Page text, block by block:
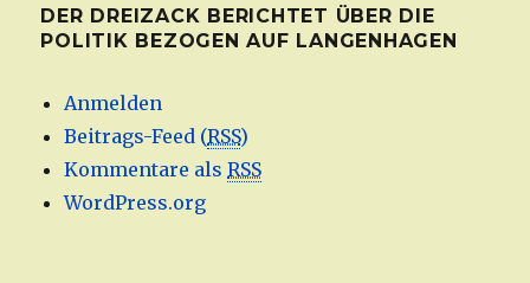
DER DREIZACK BERICHTET ÜBER DIE
POLITIK BEZOGEN AUF LANGENHAGEN
Anmelden
Beitrags-Feed (RSS)
Kommentare alsRSS
WordPress.org